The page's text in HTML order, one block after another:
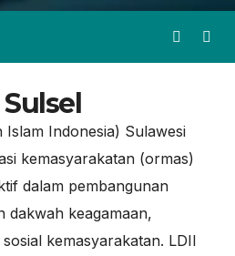
Sulsel
Islam Indonesia) Sulawesi
kemasyarakatan (ormas)
dalam pembangunan
dakwah keagamaan,
kemasyarakatan. LDII